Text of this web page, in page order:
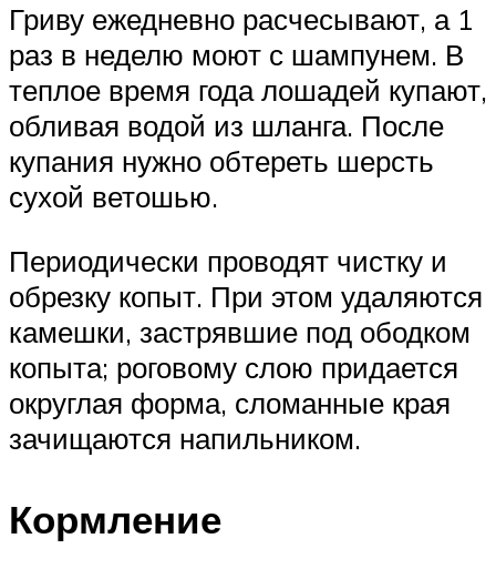
Гриву ежедневно расчесывают, а 1
раз в неделю моют с шампунем. В
теплое время года лошадей купают,
обливая водой из шланга. После
купания нужно обтереть шерсть
сухой ветошью.
Периодически проводят чистку и
обрезку копыт. При этом удаляются
камешки, застрявшие под ободком
копыта; роговому слою придается
округлая форма, сломанные края
зачищаются напильником.
Кормление